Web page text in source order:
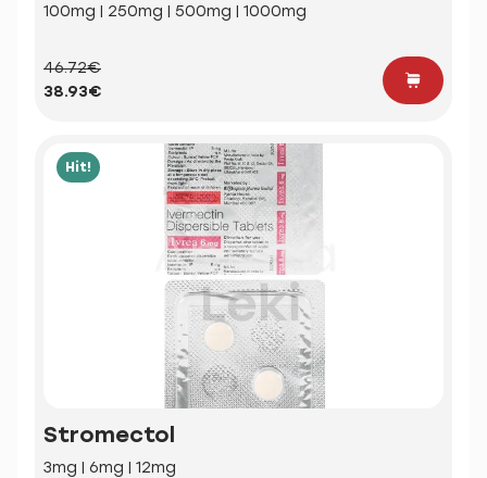
100mg | 250mg | 500mg | 1000mg
46.72€
38.93€
Hit!
Stromectol
3mg | 6mg | 12mg